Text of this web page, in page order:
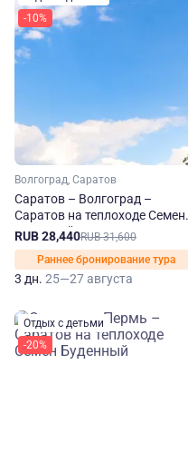
-10%
Волгоград, Саратов
Саратов – Волгоград –
Саратов на теплоходе Семен
Буденный
RUB 28,440RUB 31,600
Раннее бронирование тура
3 дн. 25—27 августа
Отдых с детьми
-20%